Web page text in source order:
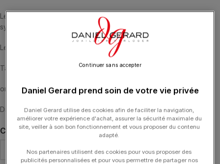
Les Menottes dinh van prennent la forme de cœurs, pour
symboliser un lien d’amour ou d’amitié.
Les créations dinh van sont en or 750‰.
Taille du motif : 9 mm
or blanc 1.2 gr
Diamants extra-blancs: 0.08 carat
COULEUR DU CORDON
Daniel Gerard prend soin de votre vie privée
Daniel Gerard utilise des cookies afin de faciliter la navigation,
améliorer votre expérience d'achat, assurer la sécurité maximale du
site, veiller à son bon fonctionnement et vous proposer du contenu
adapté.
Nos partenaires utilisent des cookies pour vous proposer des
publicités personnalisées et pour vous permettre de partager nos
Continuer sans accepter